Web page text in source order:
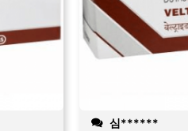
심******